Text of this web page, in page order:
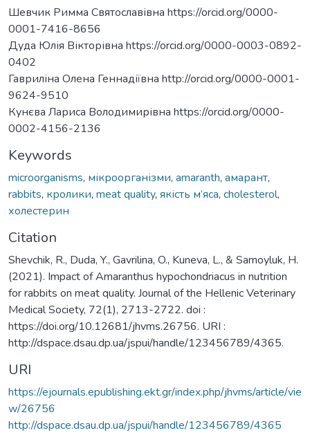
Шевчик Римма Святославівна https://orcid.org/0000-
0001-7416-8656
Дуда Юлія Вікторівна https://orcid.org/0000-0003-0892-
0402
Гавриліна Олена Геннадіївна http://orcid.org/0000-0001-
9624-9510
Кунєва Лариса Володимирівна https://orcid.org/0000-
0002-4156-2136
Keywords
microorganisms, мікроорганізми, amaranth, амарант,
rabbits, кролики, meat quality, якість м’яса, cholesterol,
холестерин
Citation
Shevchik, R., Duda, Y., Gavrilina, O., Kuneva, L., & Samoyluk, H.
(2021). Impact of Amaranthus hypochondriacus in nutrition
for rabbits on meat quality. Journal of the Hellenic Veterinary
Medical Society, 72(1), 2713-2722. doi :
https://doi.org/10.12681/jhvms.26756. URI :
http://dspace.dsau.dp.ua/jspui/handle/123456789/4365.
URI
https://ejournals.epublishing.ekt.gr/index.php/jhvms/article/vie
w/26756
http://dspace.dsau.dp.ua/jspui/handle/123456789/4365